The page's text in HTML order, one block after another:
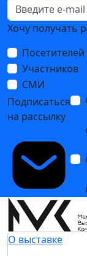
Хочу получать
Посетителей
Участников
СМИ
Подписаться
на рассылку
О выставке